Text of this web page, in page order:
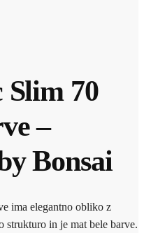
Slim 70
–
Bonsai
ima elegantno obliko z
strukturo in je mat bele barve.